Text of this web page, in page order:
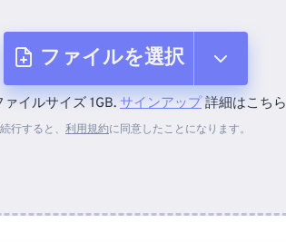
ファイルを選択
デバイスから
イルサイズ 1GB. サインアップ詳細はこちら
続行すると、 利用規約に同意したことになります。